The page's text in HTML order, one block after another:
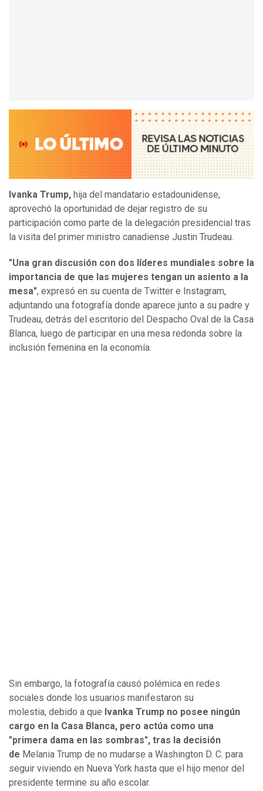
Ivanka Trump, hija del mandatario estadounidense,
aprovechó la oportunidad de dejar registro de su
participación como parte de la delegación presidencial tras
la visita del primer ministro canadiense Justin Trudeau.
"Una gran discusión con dos líderes mundiales sobre la
importancia de que las mujeres tengan un asiento a la
mesa", expresó en su cuenta de Twitter e Instagram,
adjuntando una fotografía donde aparece junto a su padre y
Trudeau, detrás del escritorio del Despacho Oval de la Casa
Blanca, luego de participar en una mesa redonda sobre la
inclusión femenina en la economía.
Sin embargo, la fotografía causó polémica en redes
sociales donde los usuarios manifestaron su
molestia, debido a que Ivanka Trump no posee ningún
cargo en la Casa Blanca, pero actúa como una
"primera dama en las sombras", tras la decisión
de Melania Trump de no mudarse a Washington D. C. para
seguir viviendo en Nueva York hasta que el hijo menor del
presidente termine su año escolar.